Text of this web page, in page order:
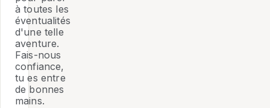
à toutes les
éventualités
d'une telle
aventure.
Fais-nous
confiance,
tu es entre
de bonnes
mains.